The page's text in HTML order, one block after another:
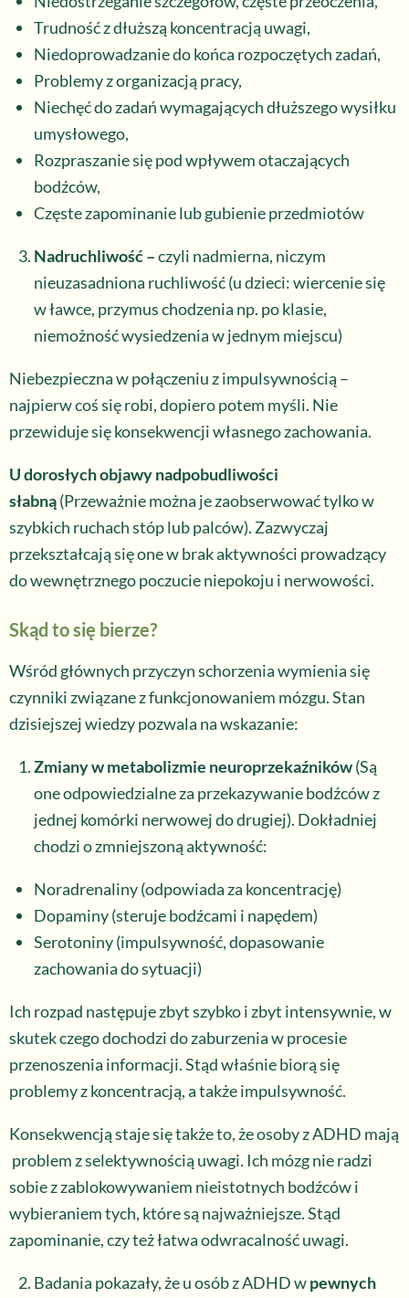
Trudność z dłuższą koncentracją uwagi,
Niedoprowadzanie do końca rozpoczętych zadań,
Problemy z organizacją pracy,
Niechęć do zadań wymagających dłuższego wysiłku
umysłowego,
Rozpraszanie się pod wpływem otaczających
bodźców,
Częste zapominanie lub gubienie przedmiotów
Nadruchliwość –czyli nadmierna, niczym
nieuzasadniona ruchliwość (u dzieci: wiercenie się
w ławce, przymus chodzenia np. po klasie,
niemożność wysiedzenia w jednym miejscu)
Niebezpieczna w połączeniu z impulsywnością –
najpierw coś się robi, dopiero potem myśli. Nie
przewiduje się konsekwencji własnego zachowania.
U dorosłych objawy nadpobudliwości
słabną(Przeważnie można je zaobserwować tylko w
szybkich ruchach stóp lub palców). Zazwyczaj
przekształcają się one w brak aktywności prowadzący
do wewnętrznego poczucie niepokoju i nerwowości.
Skąd to się bierze?
Wśród głównych przyczyn schorzenia wymienia się
czynniki związane z funkcjonowaniem mózgu. Stan
dzisiejszej wiedzy pozwala na wskazanie:
Zmiany w metabolizmie neuroprzekaźników(Są
one odpowiedzialne za przekazywanie bodźców z
jednej komórki nerwowej do drugiej). Dokładniej
chodzi o zmniejszoną aktywność:
Noradrenaliny (odpowiada za koncentrację)
Dopaminy (steruje bodźcami i napędem)
Serotoniny (impulsywność, dopasowanie
zachowania do sytuacji)
Ich rozpad następuje zbyt szybko i zbyt intensywnie, w
skutek czego dochodzi do zaburzenia w procesie
przenoszenia informacji. Stąd właśnie biorą się
problemy z koncentracją, a także impulsywność.
Konsekwencją staje się także to, że osoby z ADHD mają
problem z selektywnością uwagi. Ich mózg nie radzi
sobie z zablokowywaniem nieistotnych bodźców i
wybieraniem tych, które są najważniejsze. Stąd
zapominanie, czy też łatwa odwracalność uwagi.
Badania pokazały, że u osób z ADHD wpewnych